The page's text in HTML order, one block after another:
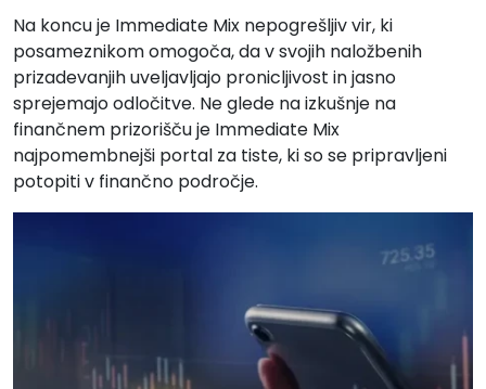
Na koncu je Immediate Mix nepogrešljiv vir, ki
posameznikom omogoča, da v svojih naložbenih
prizadevanjih uveljavljajo pronicljivost in jasno
sprejemajo odločitve. Ne glede na izkušnje na
finančnem prizorišču je Immediate Mix
najpomembnejši portal za tiste, ki so se pripravljeni
potopiti v finančno področje.